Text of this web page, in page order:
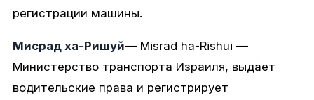
регистрации машины.
Мисрад ха-Ришуй— Misrad ha-Rishui —
Министерство транспорта Израиля, выдаёт
водительские права и регистрирует